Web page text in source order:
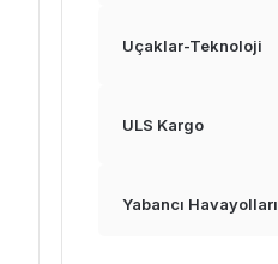
Uçaklar-Teknoloji
ULS Kargo
Yabancı Havayolları